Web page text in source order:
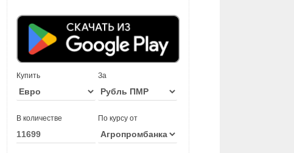
Купить За
В количестве По курсу от